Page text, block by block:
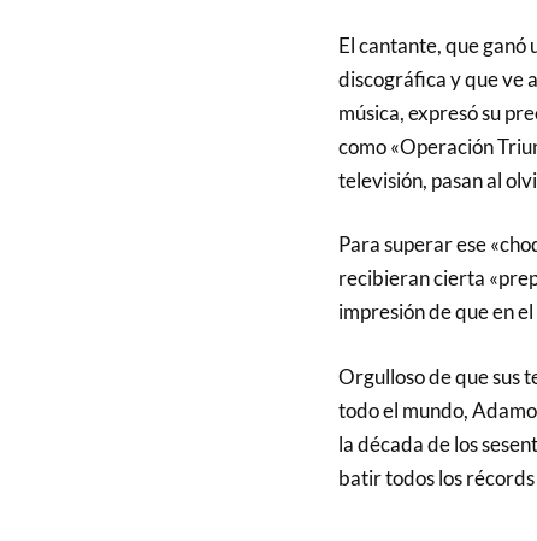
El cantante, que ganó
discográfica y que ve
música, expresó su
como «Operación
televisión, pasan al
Para superar ese
recibieran cierta
impresión de que en
Orgulloso de que sus
todo el mundo,
la década de los
batir todos los récords